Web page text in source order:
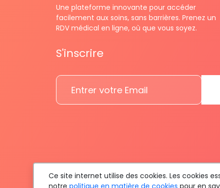
Une plateforme innovante pour accéder
facilement aux soins, sans barrières. Prenez un
RDV médical en ligne, où que vous soyez.
S'inscrire
Ce site internet utilise des cookies. Les cookies